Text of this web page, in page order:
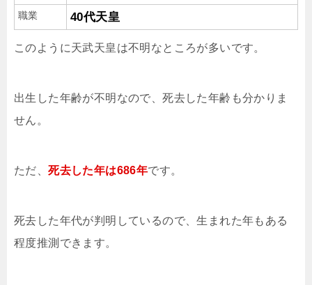
職業 40代天皇
このように天武天皇は不明なところが多いです。
出生した年齢が不明なので、死去した年齢も分かりま
せん。
ただ、死去した年は686年です。
死去した年代が判明しているので、生まれた年もある
程度推測できます。